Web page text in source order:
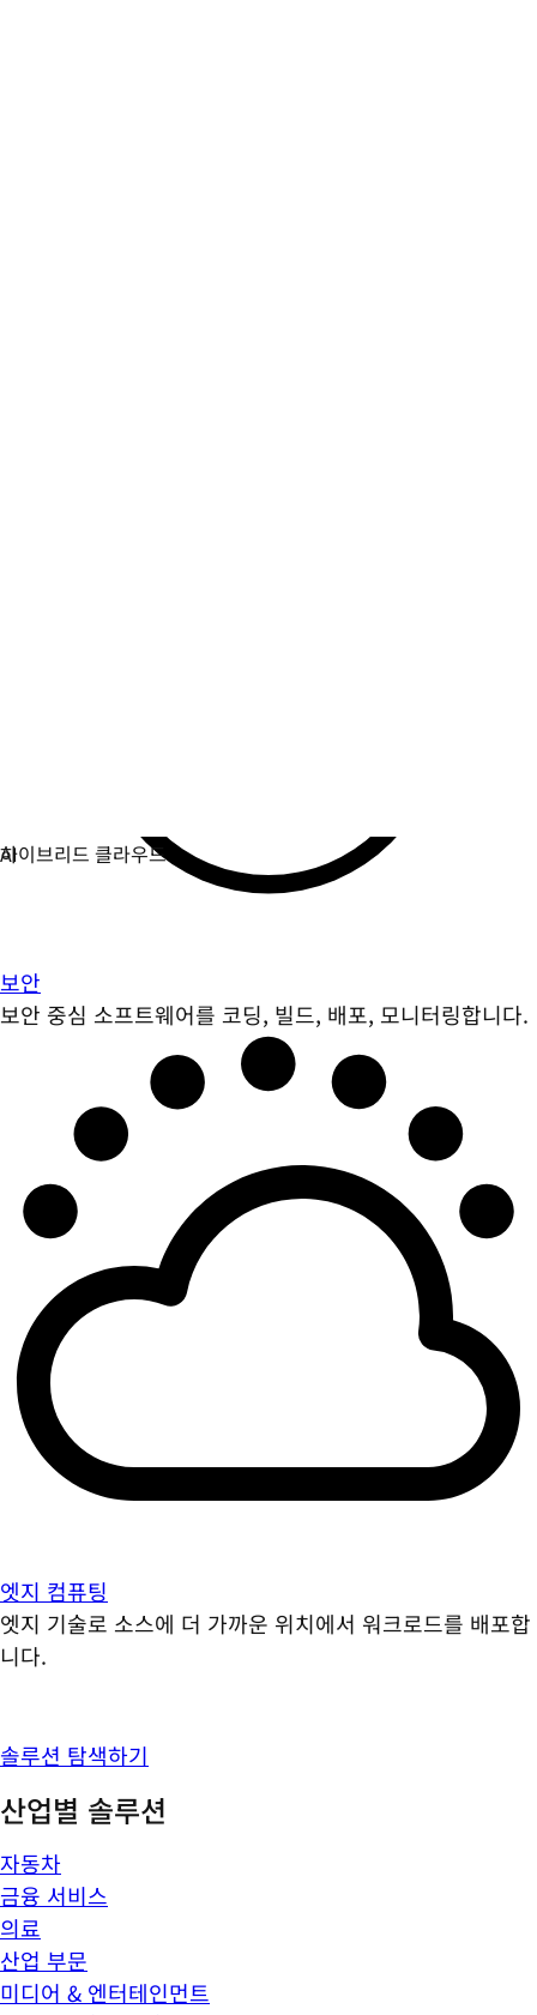
보안
보안 중심 소프트웨어를 코딩, 빌드, 배포, 모니터링합니다.
엣지 컴퓨팅
엣지 기술로 소스에 더 가까운 위치에서 워크로드를 배포합
니다.
솔루션 탐색하기
산업별 솔루션
자동차
금융 서비스
의료
산업 부문
미디어 & 엔터테인먼트